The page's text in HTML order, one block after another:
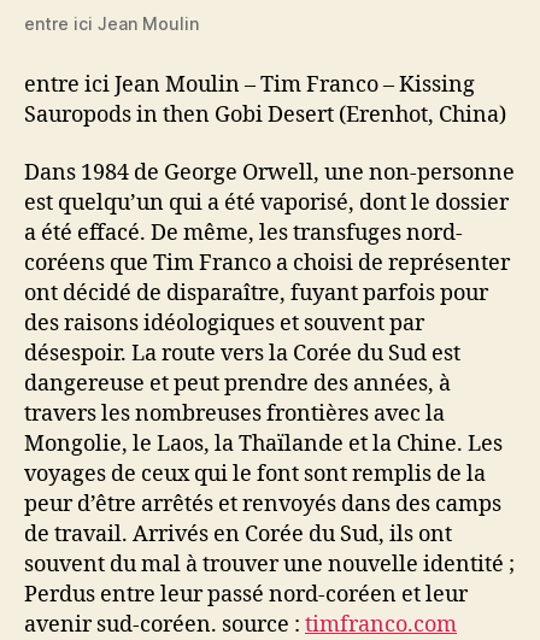
entre ici Jean Moulin
entre ici Jean Moulin – Tim Franco – Kissing
Sauropods in then Gobi Desert (Erenhot, China)
Dans 1984 de George Orwell, une non-personne
est quelqu’un qui a été vaporisé, dont le dossier
a été effacé. De même, les transfuges nord-
coréens que Tim Franco a choisi de représenter
ont décidé de disparaître, fuyant parfois pour
des raisons idéologiques et souvent par
désespoir. La route vers la Corée du Sud est
dangereuse et peut prendre des années, à
travers les nombreuses frontières avec la
Mongolie, le Laos, la Thaïlande et la Chine. Les
voyages de ceux qui le font sont remplis de la
peur d’être arrêtés et renvoyés dans des camps
de travail. Arrivés en Corée du Sud, ils ont
souvent du mal à trouver une nouvelle identité ;
Perdus entre leur passé nord-coréen et leur
avenir sud-coréen. source : timfranco.com